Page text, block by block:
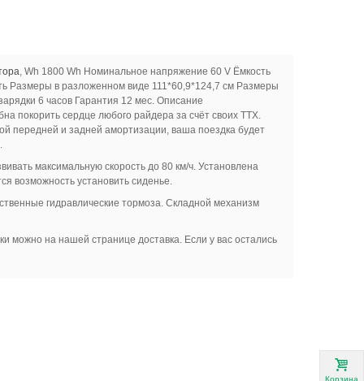
, Wh 1800 Wh Номинальное напряжение 60 V Ёмкость
Размеры в разложенном виде 111*60,9*124,7 см Размеры
6 часов Гарантия 12 мес. Описание
покорить сердце любого райдера за счёт своих ТТХ.
передней и задней амортизации, ваша поездка будет
максимальную скорость до 80 км/ч. Установлена
возможность установить сиденье.
гидравлические тормоза. Складной механизм
можно на нашей странице доставка. Если у вас остались